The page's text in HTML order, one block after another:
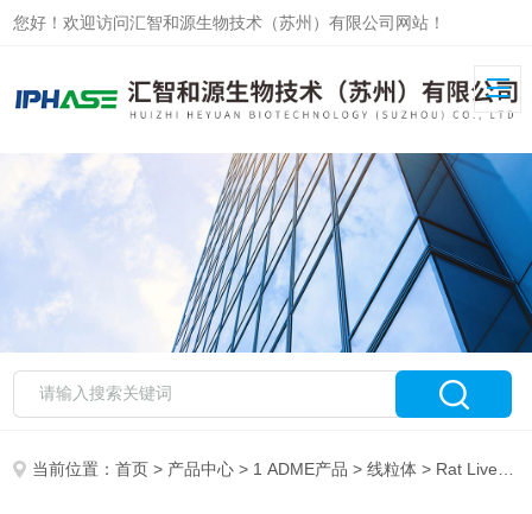
您好！欢迎访问汇智和源生物技术（苏州）有限公司网站！
当前位置：首页 > 产品中心 > 1 ADME产品 >线粒体 > Rat Liver MitochondriaSD大鼠肝线粒体